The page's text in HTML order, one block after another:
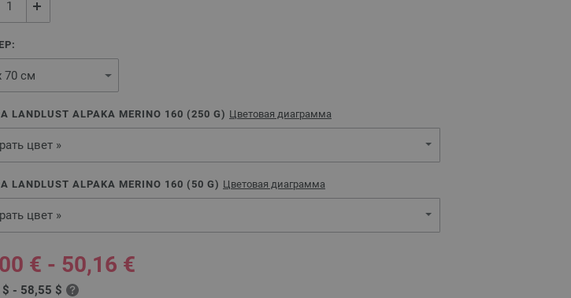
LANDLUST ALPAKA MERINO 160 (250 G) Цветовая диаграмма
цвет »
LANDLUST ALPAKA MERINO 160 ( 50 G) Цветовая диаграмма
цвет »
€ - 50,16 €
- 58,55 $